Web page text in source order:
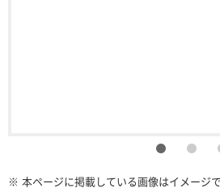
※ 本ページに掲載している画像はイメージ